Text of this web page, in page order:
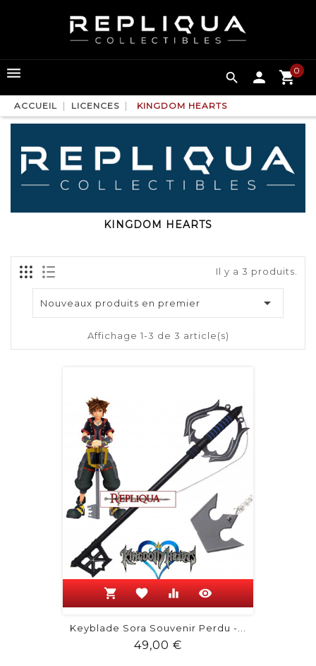
 0
ACCUEIL LICENCES KINGDOM HEARTS
KINGDOM HEARTS
Il y a 3 produits.
Nouveaux produits en premier 
Affichage 1-3 de 3 article(s)
shopping_cart favorite equalizer visibility
Keyblade Sora Souvenir Perdu -...
49,00 €